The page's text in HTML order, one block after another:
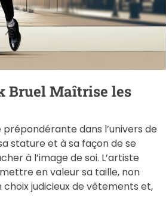
a
d
m
e
Bruel Maîtrise les
dans l’univers de
stature et à sa façon de se
à l’image de soi. L’artiste
en valeur sa taille, non
judicieux de vêtements et,